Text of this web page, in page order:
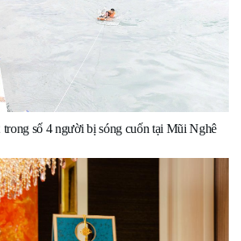
số 4 người bị sóng cuốn tại Mũi Nghê